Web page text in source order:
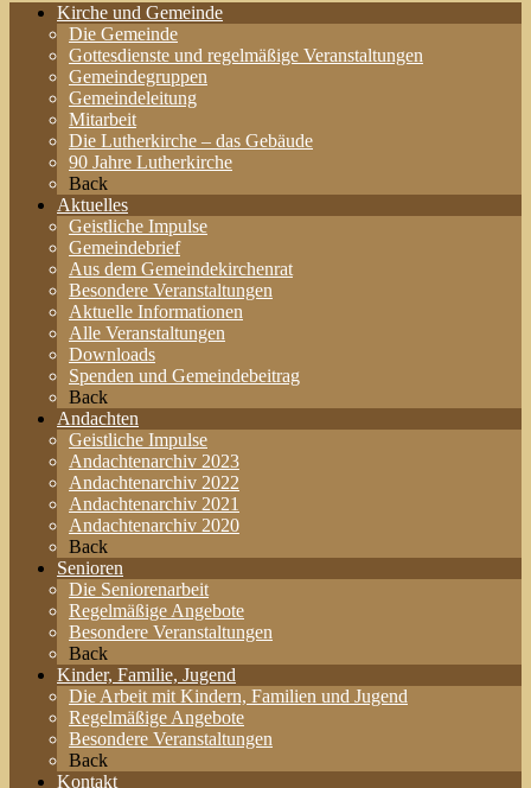
Kirche und Gemeinde
Die Gemeinde
Gottesdienste und regelmäßige Veranstaltungen
Gemeindegruppen
Gemeindeleitung
Mitarbeit
Die Lutherkirche – das Gebäude
90 Jahre Lutherkirche
Back
Aktuelles
Geistliche Impulse
Gemeindebrief
Aus dem Gemeindekirchenrat
Besondere Veranstaltungen
Aktuelle Informationen
Alle Veranstaltungen
Downloads
Spenden und Gemeindebeitrag
Back
Andachten
Geistliche Impulse
Andachtenarchiv 2023
Andachtenarchiv 2022
Andachtenarchiv 2021
Andachtenarchiv 2020
Back
Senioren
Die Seniorenarbeit
Regelmäßige Angebote
Besondere Veranstaltungen
Back
Kinder, Familie, Jugend
Die Arbeit mit Kindern, Familien und Jugend
Regelmäßige Angebote
Besondere Veranstaltungen
Back
Kontakt